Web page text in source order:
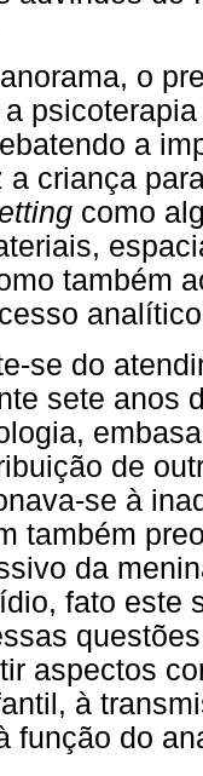
o
a
a criança
como
também
se do
sete anos
de
se à
também
da
fato este
aspectos
à
função do